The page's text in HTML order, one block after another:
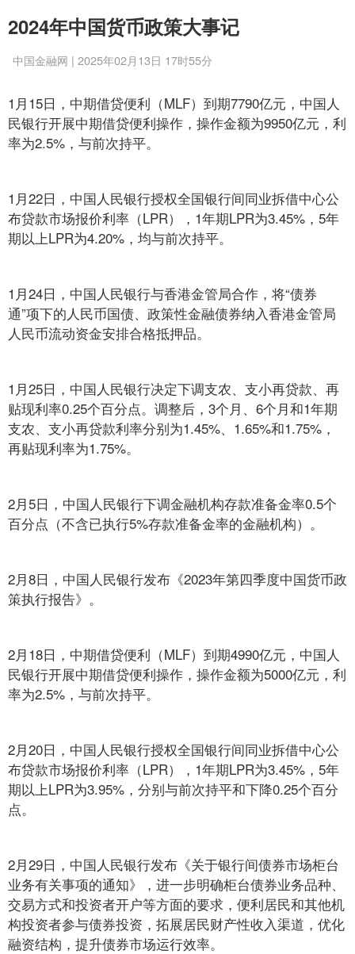
2024年中国货币政策大事记
中国金融网 | 2025年02月13日 17时55分
1月15日，中期借贷便利（MLF）到期7790亿元，中国人
民银行开展中期借贷便利操作，操作金额为9950亿元，利
率为2.5%，与前次持平。
1月22日，中国人民银行授权全国银行间同业拆借中心公
布贷款市场报价利率（LPR），1年期LPR为3.45%，5年
期以上LPR为4.20%，均与前次持平。
1月24日，中国人民银行与香港金管局合作，将“债券
通”项下的人民币国债、政策性金融债券纳入香港金管局
人民币流动资金安排合格抵押品。
1月25日，中国人民银行决定下调支农、支小再贷款、再
贴现利率0.25个百分点。调整后，3个月、6个月和1年期
支农、支小再贷款利率分别为1.45%、1.65%和1.75%，
再贴现利率为1.75%。
2月5日，中国人民银行下调金融机构存款准备金率0.5个
百分点（不含已执行5%存款准备金率的金融机构）。
2月8日，中国人民银行发布《2023年第四季度中国货币政
策执行报告》。
2月18日，中期借贷便利（MLF）到期4990亿元，中国人
民银行开展中期借贷便利操作，操作金额为5000亿元，利
率为2.5%，与前次持平。
2月20日，中国人民银行授权全国银行间同业拆借中心公
布贷款市场报价利率（LPR），1年期LPR为3.45%，5年
期以上LPR为3.95%，分别与前次持平和下降0.25个百分
点。
2月29日，中国人民银行发布《关于银行间债券市场柜台
业务有关事项的通知》，进一步明确柜台债券业务品种、
交易方式和投资者开户等方面的要求，便利居民和其他机
构投资者参与债券投资，拓展居民财产性收入渠道，优化
融资结构，提升债券市场运行效率。